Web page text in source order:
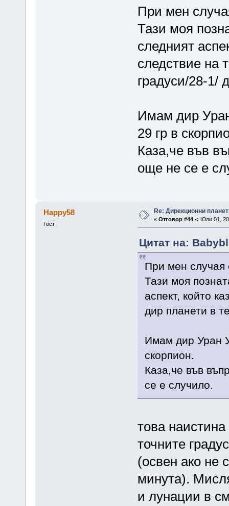
При мен
Тази моя
следният
следствие на
градуси/28-1/
Имам дир
29 гр в
Каза,че във
още не се е
Happy58
Гост
Re: Дирекционни
« Отговор #44 -: Юли 01,
Цитат на:
При мен случая
Тази моя
аспект, който
дир планети в
Имам дир Уран
скорпион.
Каза,че във
се е случило.
това
точните
(освен ако не
минута).
и лунации в